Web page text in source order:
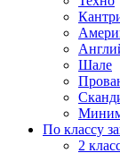
Шале
По классу
2